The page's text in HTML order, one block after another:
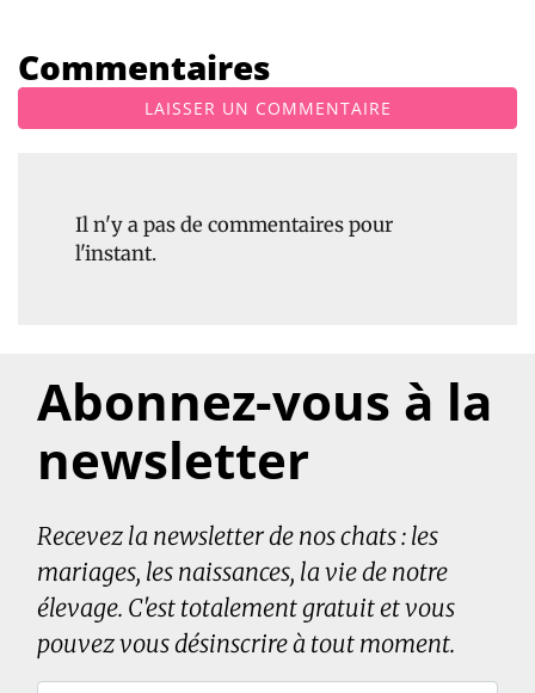
Commentaires
LAISSER UN COMMENTAIRE
Il n'y a pas de commentaires pour
l'instant.
Abonnez-vous à la
newsletter
Recevez la newsletter de nos chats : les
mariages, les naissances, la vie de notre
élevage. C'est totalement gratuit et vous
pouvez vous désinscrire à tout moment.